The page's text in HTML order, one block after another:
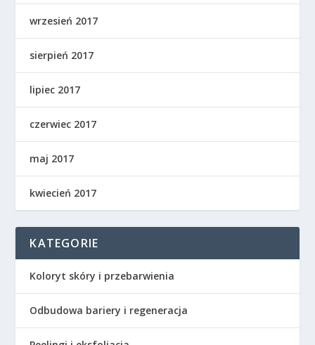
wrzesień 2017
sierpień 2017
lipiec 2017
czerwiec 2017
maj 2017
kwiecień 2017
KATEGORIE
Koloryt skóry i przebarwienia
Odbudowa bariery i regeneracja